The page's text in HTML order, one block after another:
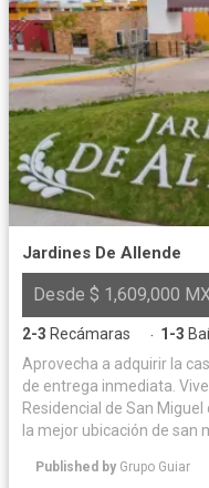
Jardines De Allende
Desde $ 1,609,000
2-3 Recámaras · 1-3
Aprovecha a adquirir la
de entrega inmediata. Vive en el Mejor Fraccionamiento
Residencial de San Miguel
la mejor ubicación de san
además a 500 metros de Liverpool.
Published by Grupo Guiar